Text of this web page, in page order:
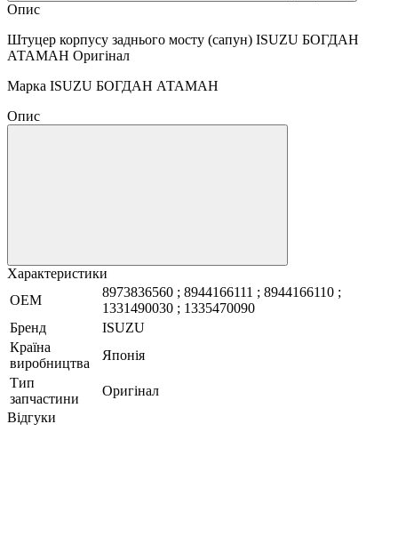
Опис
Штуцер корпусу заднього мосту (сапун) ISUZU БОГДАН
АТАМАН Оригінал
Марка ISUZU БОГДАН АТАМАН
Опис
Характеристики
OEM
8973836560 ; 8944166111 ; 8944166110 ;
1331490030 ; 1335470090
Бренд
ISUZU
Країна
виробництва
Японія
Тип
запчастини
Оригінал
Відгуки